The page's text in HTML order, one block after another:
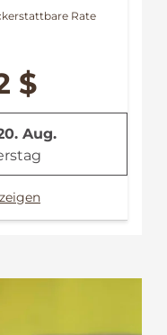
Rate
$
Aug.